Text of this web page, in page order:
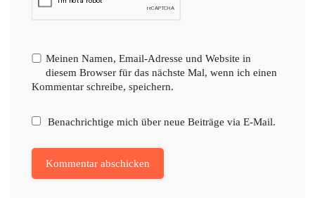
Meinen Namen, Email-Adresse und Website in
diesem Browser für das nächste Mal, wenn ich einen
Kommentar schreibe, speichern.
Benachrichtige mich über neue Beiträge via E-Mail.